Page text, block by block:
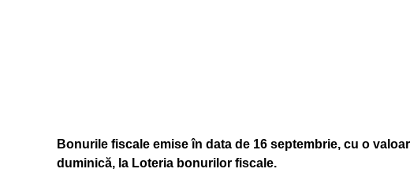
Bonurile fiscale emise în data de 16 septembrie, cu o
duminică, la Loteria bonurilor fiscale.